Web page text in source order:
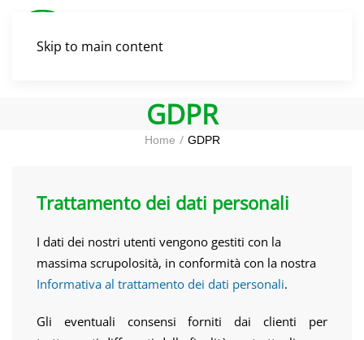
Skip to main content
GDPR
Home GDPR
Trattamento dei dati personali
I dati dei nostri utenti vengono gestiti con la
massima scrupolosità, in conformità con la nostra
Informativa al trattamento dei dati personali.
Gli eventuali consensi forniti dai clienti per